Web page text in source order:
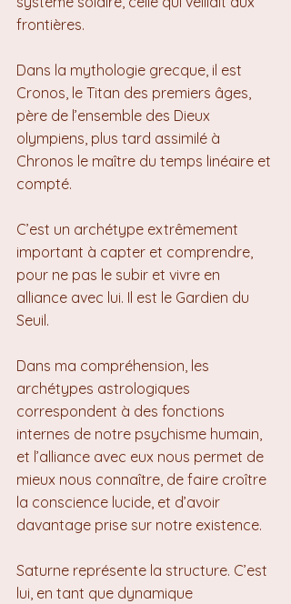
frontières.
Dans la mythologie grecque, il est
Cronos, le Titan des premiers âges,
père de l’ensemble des Dieux
olympiens, plus tard assimilé à
Chronos le maître du temps linéaire et
compté.
C’est un archétype extrêmement
important à capter et comprendre,
pour ne pas le subir et vivre en
alliance avec lui. Il est le Gardien du
Seuil.
Dans ma compréhension, les
archétypes astrologiques
correspondent à des fonctions
internes de notre psychisme humain,
et l’alliance avec eux nous permet de
mieux nous connaître, de faire croître
la conscience lucide, et d’avoir
davantage prise sur notre existence.
Saturne représente la structure. C’est
lui, en tant que dynamique